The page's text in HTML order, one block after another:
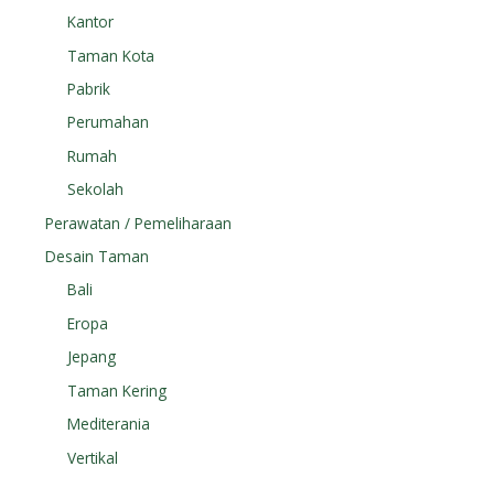
Kantor
Taman Kota
Pabrik
Perumahan
Rumah
Sekolah
Perawatan / Pemeliharaan
Desain Taman
Bali
Eropa
Jepang
Taman Kering
Mediterania
Vertikal